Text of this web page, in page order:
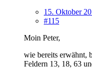
15. Oktober
#115
Moin Peter,
wie bereits erwähnt,
Feldern 13, 18, 63